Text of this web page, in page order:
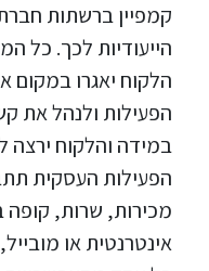
קמפיין ברשתות
הייעודיות לכך. כל
הלקוח יאגרו במקום
במידה והלקוח ירצה
הפעילות העסקית
מכירות, שרות,
אינטרנטית או